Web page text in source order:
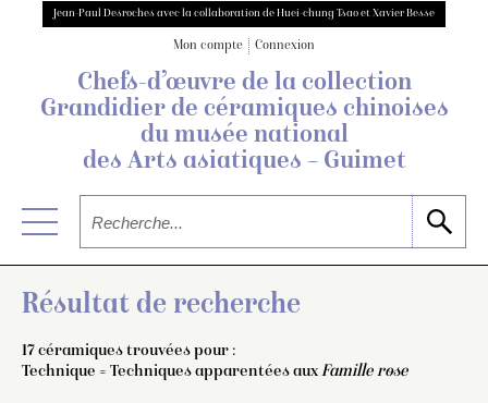
Jean-Paul Desroches avec la collaboration de Huei-chung Tsao et Xavier Besse
Mon compte Connexion
Chefs-d’œuvre de la collection
Grandidierde céramiques chinoises
du musée national
des Arts asiatiques – Guimet
Résultat de recherche
17 céramiques trouvées pour :
Technique = Techniques apparentées auxFamille rose